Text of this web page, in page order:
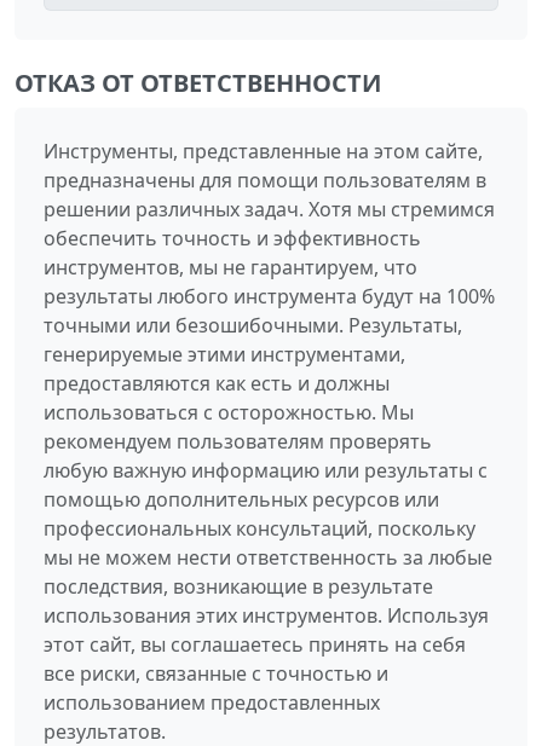
ОТКАЗ ОТ ОТВЕТСТВЕННОСТИ
Инструменты, представленные на этом сайте,
предназначены для помощи пользователям в
решении различных задач. Хотя мы стремимся
обеспечить точность и эффективность
инструментов, мы не гарантируем, что
результаты любого инструмента будут на 100%
точными или безошибочными. Результаты,
генерируемые этими инструментами,
предоставляются как есть и должны
использоваться с осторожностью. Мы
рекомендуем пользователям проверять
любую важную информацию или результаты с
помощью дополнительных ресурсов или
профессиональных консультаций, поскольку
мы не можем нести ответственность за любые
последствия, возникающие в результате
использования этих инструментов. Используя
этот сайт, вы соглашаетесь принять на себя
все риски, связанные с точностью и
использованием предоставленных
результатов.